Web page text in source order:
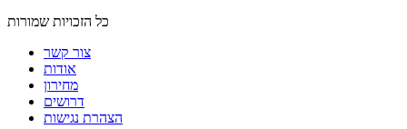
כל הזכויות שמורות
צור קשר
אודות
מחירון
דרושים
הצהרת נגישות